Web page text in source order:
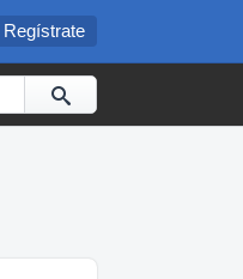
Regístrate